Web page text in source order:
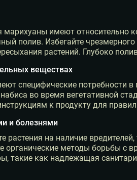
марихуаны имеют относительно
полив. Избегайте
растений. Глубоко
веществах
специфические потребности
во время вегетативной
к продукту для
и болезнями
растения на наличие
органические методы борьбы с
такие как надлежащая